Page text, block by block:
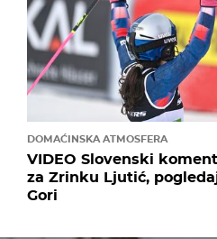
DOMAĆINSKA ATMOSFERA
VIDEO Slovenski
za Zrinku Ljutić,
Gori